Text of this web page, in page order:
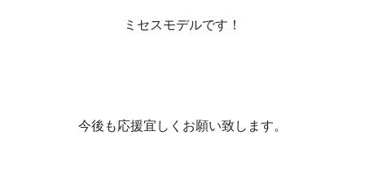
ミセスモデルです！
今後も応援宜しくお願い致します。